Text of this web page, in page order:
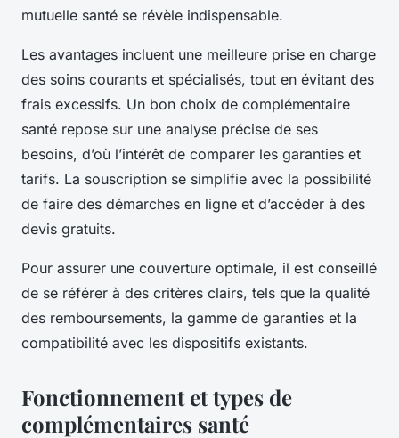
mutuelle santé se révèle indispensable.
Les avantages incluent une meilleure prise en charge
des soins courants et spécialisés, tout en évitant des
frais excessifs. Un bon choix de complémentaire
santé repose sur une analyse précise de ses
besoins, d’où l’intérêt de comparer les garanties et
tarifs. La souscription se simplifie avec la possibilité
de faire des démarches en ligne et d’accéder à des
devis gratuits.
Pour assurer une couverture optimale, il est conseillé
de se référer à des critères clairs, tels que la qualité
des remboursements, la gamme de garanties et la
compatibilité avec les dispositifs existants.
Fonctionnement et types de
complémentaires santé